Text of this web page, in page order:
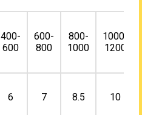
400-
600
600-
800
800-
1000
1000-
1200
6 7 8.5 10